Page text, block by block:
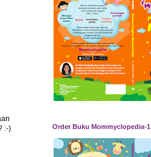
:-)
Order Buku Mommyclopedia-1